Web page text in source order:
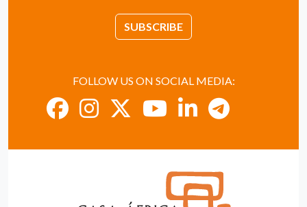
SUBSCRIBE
FOLLOW US ON SOCIAL MEDIA: